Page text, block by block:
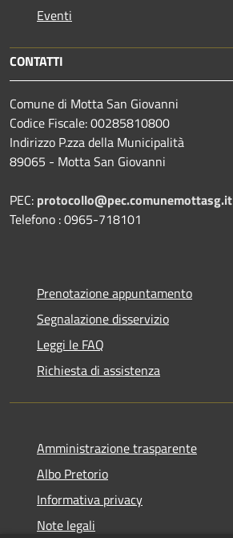
Eventi
CONTATTI
Comune di Motta San Giovanni
Codice Fiscale: 00285810800
Indirizzo P.zza della Municipalità
89065 - Motta San Giovanni
PEC: protocollo@pec.comunemottasg.it
Telefono : 0965-718101
Prenotazione appuntamento
Segnalazione disservizio
Leggi le FAQ
Richiesta di assistenza
Amministrazione trasparente
Albo Pretorio
Informativa privacy
Note legali